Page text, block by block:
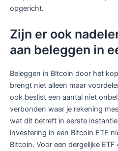
opgericht.
Zijn er ook
aan beleggen in
Beleggen in Bitcoin door het
brengt niet alleen maar
ook beslist een aantal niet
verbonden waar je rekening
wat dit betreft in eerste
investering in een Bitcoin ETF
Bitcoin. Voor een dergelijke